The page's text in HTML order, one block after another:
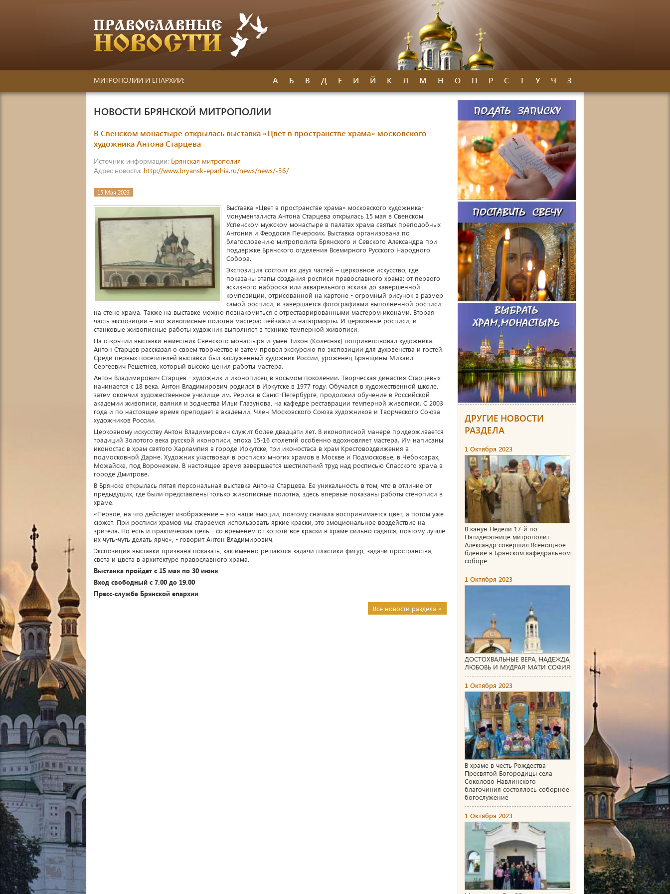
МИТРОПОЛИИ И ЕПАРХИИ: А Б В Д Е И Й К Л М Н О П Р С Т У Ч З
НОВОСТИ БРЯНСКОЙ МИТРОПОЛИИ
В Свенском монастыре открылась выставка «Цвет в пространстве храма» московского
художника Антона Старцева
Источник информации: Брянская митрополия
Адрес новости: http://www.bryansk-eparhia.ru/news/news/-36/
15 Мая 2023
Выставка «Цвет в пространстве храма» московского художника-
монументалиста Антона Старцева открылась 15 мая в Свенском
Успенском мужском монастыре в палатах храма святых преподобных
Антония и Феодосия Печерских. Выставка организована по
благословению митрополита Брянского и Севского Александра при
поддержке Брянского отделения Всемирного Русского Народного
Собора.
Экспозиция состоит их двух частей – церковное искусство, где
показаны этапы создания росписи православного храма: от первого
эскизного наброска или акварельного эскиза до завершенной
композиции, отрисованной на картоне - огромный рисунок в размер
самой росписи, и завершается фотографиями выполненной росписи
на стене храма. Также на выставке можно познакомиться с отреставрированными мастером иконами. Вторая
часть экспозиции – это живописные полотна мастера: пейзажи и натюрморты. И церковные росписи, и
станковые живописные работы художник выполняет в технике темперной живописи.
На открытии выставки наместник Свенского монастыря игумен Тихон (Колесняк) поприветствовал художника.
Антон Старцев рассказал о своем творчестве и затем провел экскурсию по экспозиции для духовенства и гостей.
Среди первых посетителей выставки был заслуженный художник России, уроженец Брянщины Михаил
Сергеевич Решетнев, который высоко ценил работы мастера.
Антон Владимирович Старцев - художник и иконописец в восьмом поколении. Творческая династия Старцевых
начинается с 18 века. Антон Владимирович родился в Иркутске в 1977 году. Обучался в художественной школе,
затем окончил художественное училище им. Рериха в Санкт-Петербурге, продолжил обучение в Российской
академии живописи, ваяния и зодчества Ильи Глазунова, на кафедре реставрации темперной живописи. С 2003
года и по настоящее время преподает в академии. Член Московского Союза художников и Творческого Союза
художников России.
Церковному искусству Антон Владимирович служит более двадцати лет. В иконописной манере придерживается
традиций Золотого века русской иконописи, эпоха 15-16 столетий особенно вдохновляет мастера. Им написаны
иконостас в храм святого Харлампия в городе Иркутске, три иконостаса в храм Крестовоздвижения в
подмосковной Дарне. Художник участвовал в росписях многих храмов в Москве и Подмосковье, в Чебоксарах,
Можайске, под Воронежем. В настоящее время завершается шестилетний труд над росписью Спасского храма в
городе Дмитрове.
В Брянске открылась пятая персональная выставка Антона Старцева. Ее уникальность в том, что в отличие от
предыдущих, где были представлены только живописные полотна, здесь впервые показаны работы стенописи в
храме.
«Первое, на что действует изображение – это наши эмоции, поэтому сначала воспринимается цвет, а потом уже
сюжет. При росписи храмов мы стараемся использовать яркие краски, это эмоциональное воздействие на
зрителя. Но есть и практическая цель - со временем от копоти все краски в храме сильно садятся, поэтому лучше
их чуть-чуть делать ярче», - говорит Антон Владимирович.
Экспозиция выставки призвана показать, как именно решаются задачи пластики фигур, задачи пространства,
света и цвета в архитектуре православного храма.
Выставка пройдет с 15 мая по 30 июня
Вход свободный с 7.00 до 19.00
Пресс-служба Брянской епархии
Все новости раздела »
ДРУГИЕ НОВОСТИ
РАЗДЕЛА
1 Октября 2023
В канун Недели 17-й по
Пятидесятнице митрополит
Александр совершил Всенощное
бдение в Брянском кафедральном
соборе
1 Октября 2023
ДОСТОХВАЛЬНЫЕ ВЕРА, НАДЕЖДА,
ЛЮБОВЬ И МУДРАЯ МАТИ СОФИЯ
1 Октября 2023
В храме в честь Рождества
Пресвятой Богородицы села
Соколово Навлинского
благочиния состоялось соборное
богослужение
1 Октября 2023